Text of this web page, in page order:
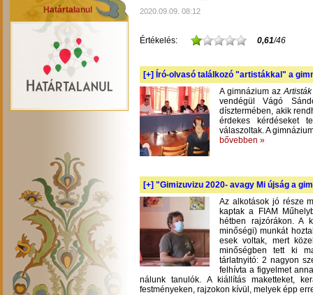
Határtalanul 2020.09.09. 08:12
Értékelés: 0,61/46
[+] Író-olvasó találkozó "artistákkal" a
A gimnázium az
vendégül Vágó
dísztermében, akik
érdekes kérdéseket
válaszoltak. A
bővebben »
[+] "Gimizuvizu 2020- avagy Mi újság a
Az alkotások jó része
kaptak a FIAM
hétben rajzórákon. A
minőségi) munkát
esek voltak, mert
minőségben tett ki
tárlatnyitó: 2 nagyon
felhívta a figyelmet
nálunk tanulók. A kiállítás maketteket,
festményeken, rajzokon kívül, melyek épp